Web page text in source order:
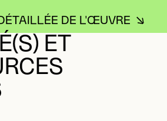
DE L'ŒUVRE
ET